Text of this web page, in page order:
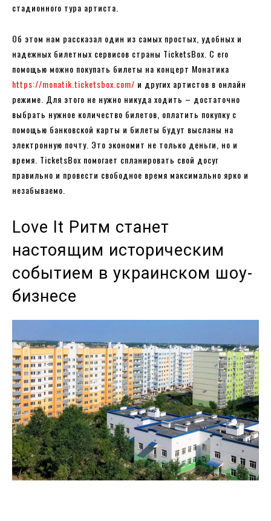
стадионного тура артиста.
Об этом нам рассказал один из самых простых, удобных и
надежных билетных сервисов страны TicketsBox. С его
помощью можно покупать билеты на концерт Монатика
https://monatik.ticketsbox.com/ и других артистов в онлайн
режиме. Для этого не нужно никуда ходить – достаточно
выбрать нужное количество билетов, оплатить покупку с
помощью банковской карты и билеты будут высланы на
электронную почту. Это экономит не только деньги, но и
время. TicketsBox помогает спланировать свой досуг
правильно и провести свободное время максимально ярко и
незабываемо.
Love It Ритм станет
настоящим историческим
событием в украинском шоу-
бизнесе